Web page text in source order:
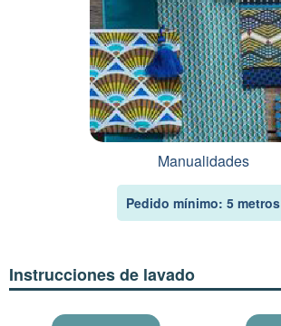
Manualidades
Pedido mínimo: 5 metros
Instrucciones de lavado